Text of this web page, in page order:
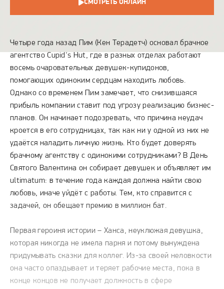
СМОТРЕТЬ ОНЛАЙН
Четыре года назад Пим (Кен Терадетч) основал брачное
агентство Cupid's Hut, где в разных отделах работают
восемь очаровательных девушек-купидонов,
помогающих одиноким сердцам находить любовь.
Однако со временем Пим замечает, что снизившаяся
прибыль компании ставит под угрозу реализацию бизнес-
планов. Он начинает подозревать, что причина неудач
кроется в его сотрудницах, так как ни у одной из них не
удаётся наладить личную жизнь. Кто будет доверять
брачному агентству с одинокими сотрудниками? В День
Святого Валентина он собирает девушек и объявляет им
ultimatum: в течение года каждая должна найти свою
любовь, иначе уйдёт с работы. Тем, кто справится с
задачей, он обещает премию в миллион бат.
Первая героиня истории – Ханса, неуклюжая девушка,
которая никогда не имела парня и потому вынуждена
придумывать сказки для коллег. Из-за своей неловкости
она часто опаздывает и теряет рабочие места, пока в
конце концов не получает должность в сфере